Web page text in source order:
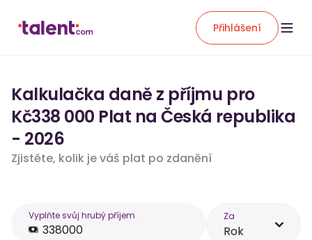
Přihlášení
Kalkulačka daně z příjmu pro
Kč338 000 Plat na Česká republika
- 2026
Zjistěte, kolik je váš plat po zdanění
Vyplňte svůj hrubý příjem Za
Rok